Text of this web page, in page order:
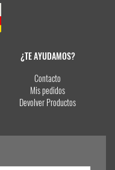
¿TE AYUDAMOS?
Contacto
Mis pedidos
Devolver Productos